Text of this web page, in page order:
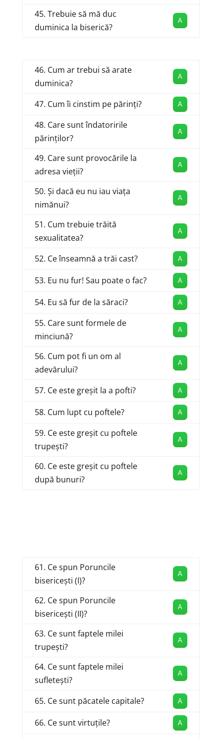
45. Trebuie să mă duc
duminica la biserică?
A
46. Cum ar trebui să arate
duminica?
A
47. Cum îi cinstim pe părinți? A
48. Care sunt îndatoririle
părinților?
A
49. Care sunt provocările la
adresa vieții?
A
50. Și dacă eu nu iau viața
nimănui?
A
51. Cum trebuie trăită
sexualitatea?
A
52. Ce înseamnă a trăi cast? A
53. Eu nu fur! Sau poate o fac? A
54. Eu să fur de la săraci? A
55. Care sunt formele de
minciună?
A
56. Cum pot fi un om al
adevărului?
A
57. Ce este greșit la a pofti? A
58. Cum lupt cu poftele? A
59. Ce este greșit cu poftele
trupești?
A
60. Ce este greșit cu poftele
după bunuri?
A
61. Ce spun Poruncile
bisericești (I)?
A
62. Ce spun Poruncile
bisericești (II)?
A
63. Ce sunt faptele milei
trupești?
A
64. Ce sunt faptele milei
sufletești?
A
65. Ce sunt păcatele capitale? A
66. Ce sunt virtuțile? A